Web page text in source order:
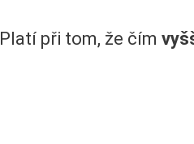
Platí při tom, že čím